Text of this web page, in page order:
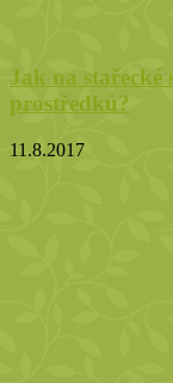
Jak na stařecké
prostředků?
11.8.2017